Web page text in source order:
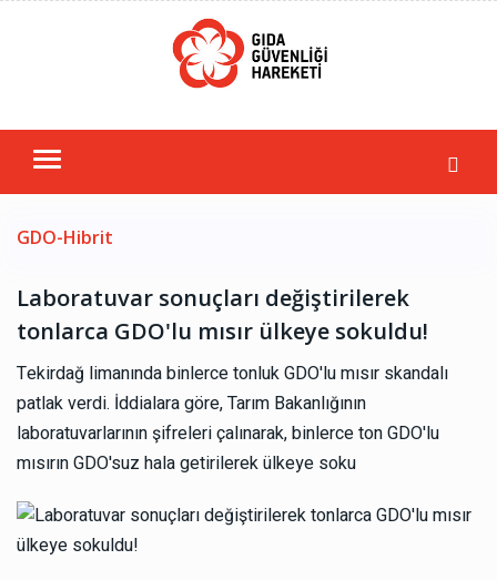
GDO-Hibrit
Laboratuvar sonuçları değiştirilerek
tonlarca GDO'lu mısır ülkeye sokuldu!
Tekirdağ limanında binlerce tonluk GDO'lu mısır skandalı
patlak verdi. İddialara göre, Tarım Bakanlığının
laboratuvarlarının şifreleri çalınarak, binlerce ton GDO'lu
mısırın GDO'suz hala getirilerek ülkeye soku